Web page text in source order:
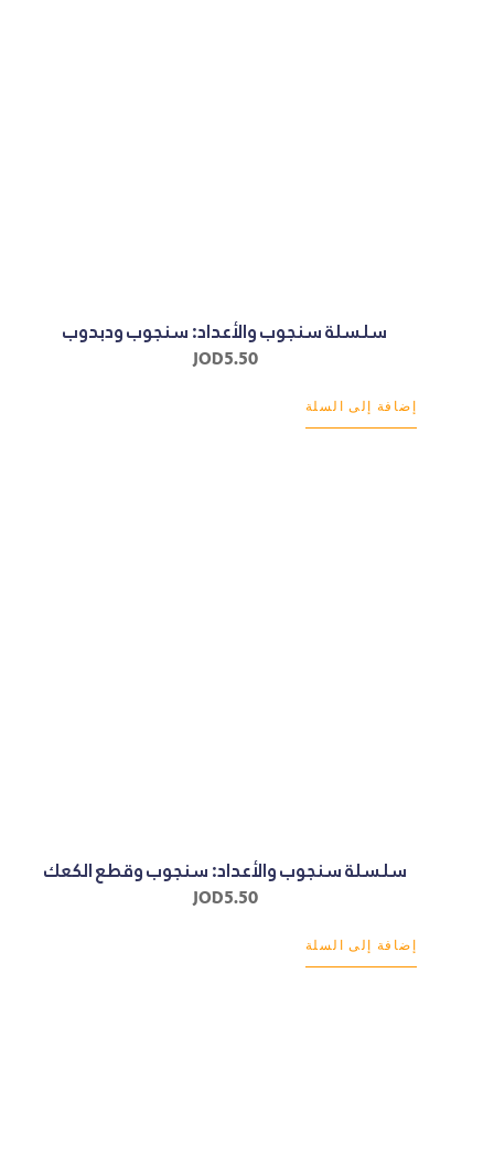
سلسلة سنجوب والأعداد: سنجوب ودبدوب
JOD5.50
إضافة إلى السلة
سلسلة سنجوب والأعداد: سنجوب وقطع الكعك
JOD5.50
إضافة إلى السلة